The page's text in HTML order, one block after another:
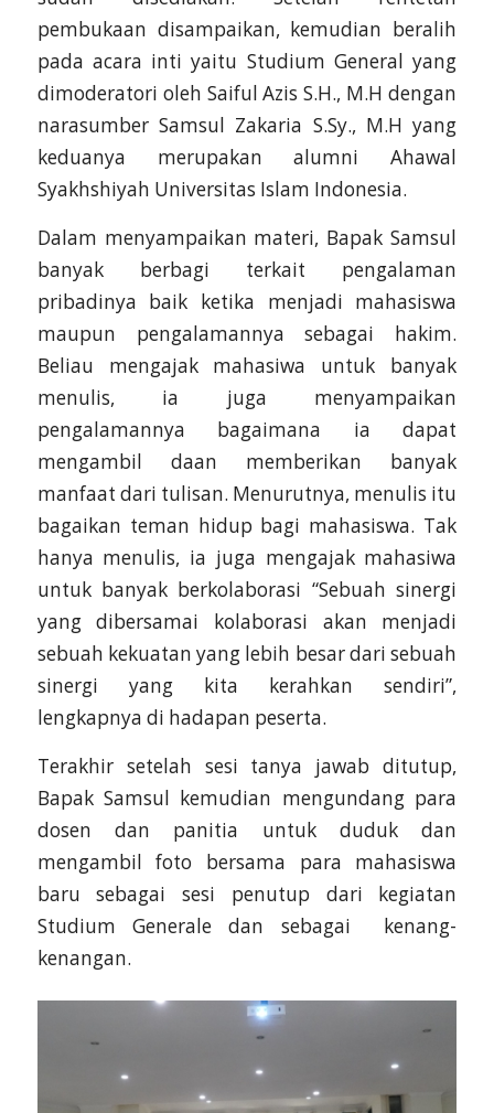
pembukaan disampaikan, kemudian beralih
pada acara inti yaitu Studium General yang
dimoderatori oleh Saiful Azis S.H., M.H dengan
narasumber Samsul Zakaria S.Sy., M.H yang
keduanya merupakan alumni Ahawal
Syakhshiyah Universitas Islam Indonesia.
Dalam menyampaikan materi, Bapak Samsul
banyak berbagi terkait pengalaman
pribadinya baik ketika menjadi mahasiswa
maupun pengalamannya sebagai hakim.
Beliau mengajak mahasiwa untuk banyak
menulis, ia juga menyampaikan
pengalamannya bagaimana ia dapat
mengambil daan memberikan banyak
manfaat dari tulisan. Menurutnya, menulis itu
bagaikan teman hidup bagi mahasiswa. Tak
hanya menulis, ia juga mengajak mahasiwa
untuk banyak berkolaborasi “Sebuah sinergi
yang dibersamai kolaborasi akan menjadi
sebuah kekuatan yang lebih besar dari sebuah
sinergi yang kita kerahkan sendiri”,
lengkapnya di hadapan peserta.
Terakhir setelah sesi tanya jawab ditutup,
Bapak Samsul kemudian mengundang para
dosen dan panitia untuk duduk dan
mengambil foto bersama para mahasiswa
baru sebagai sesi penutup dari kegiatan
Studium Generale dan sebagai kenang-
kenangan.